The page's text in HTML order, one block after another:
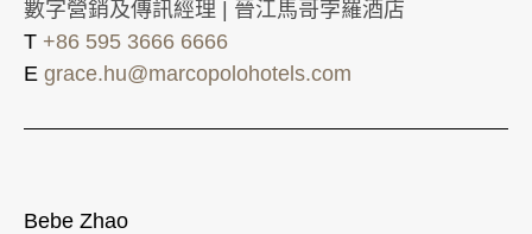
數字營銷及傳訊經理 | 晉江馬哥孛羅酒店
T +86 595 3666 6666
E grace.hu@marcopolohotels.com
Bebe Zhao